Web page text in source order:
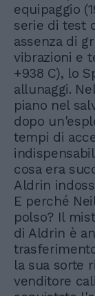
equipaggio
serie di test
assenza di
vibrazioni e
+938 C), lo
allunaggi.
piano nel
dopo
tempi di
cosa era
Aldrin
E perché
polso? Il
di Aldrin è
la sua sorte
venditore